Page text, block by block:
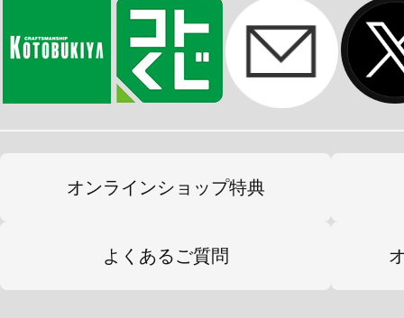
オンラインショップ特典
よくあるご質問